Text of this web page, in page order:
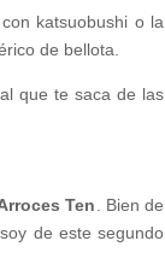
katsuobushi o la
de bellota.
que te saca de las
Ten . Bien de
de este segundo